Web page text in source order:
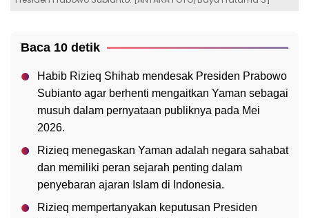
Baca 10 detik
Habib Rizieq Shihab mendesak Presiden Prabowo
Subianto agar berhenti mengaitkan Yaman sebagai
musuh dalam pernyataan publiknya pada Mei
2026.
Rizieq menegaskan Yaman adalah negara sahabat
dan memiliki peran sejarah penting dalam
penyebaran ajaran Islam di Indonesia.
Rizieq mempertanyakan keputusan Presiden